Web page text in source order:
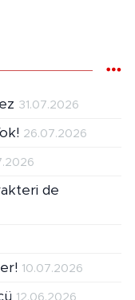
31.07.2026
26.07.2026
de
10.07.2026
12.06.2026